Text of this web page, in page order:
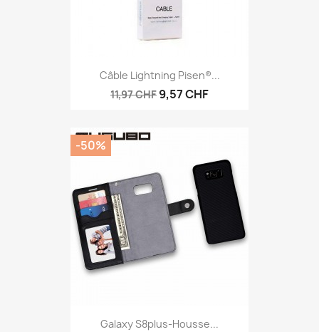
Câble Lightning Pisen®...
11,97 CHF 9,57 CHF
Galaxy S8plus-Housse...
-50%